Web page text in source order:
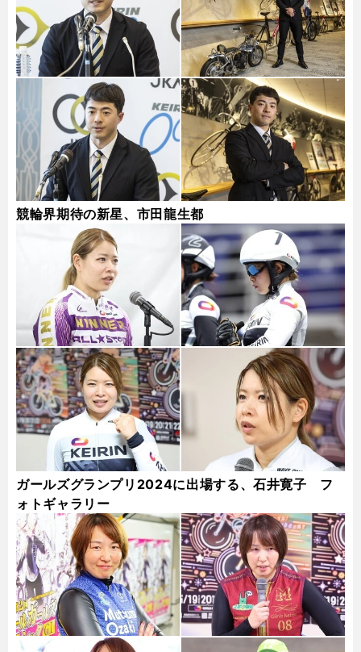
競輪界期待の新星、市田龍生都
ガールズグランプリ2024に出場する、石井寛子 フ
ォトギャラリー